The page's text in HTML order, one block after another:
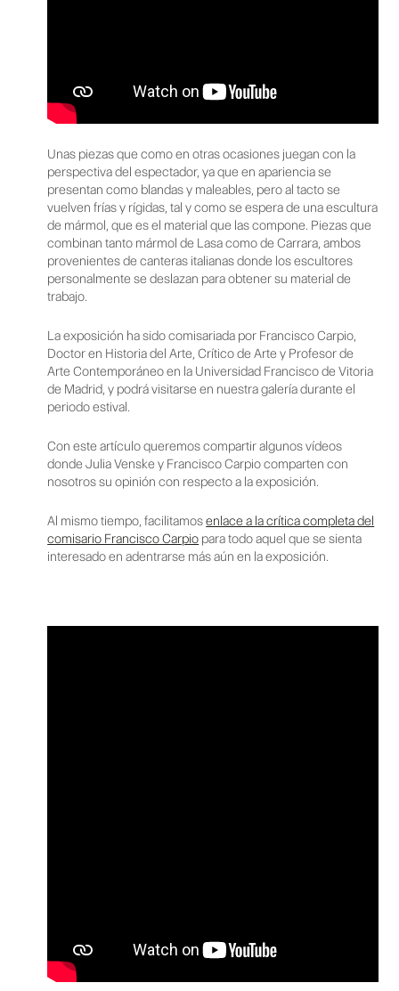
Unas piezas que como en otras ocasiones juegan con la
perspectiva del espectador, ya que en apariencia se
presentan como blandas y maleables, pero al tacto se
vuelven frías y rígidas, tal y como se espera de una escultura
de mármol, que es el material que las compone. Piezas que
combinan tanto mármol de Lasa como de Carrara, ambos
provenientes de canteras italianas donde los escultores
personalmente se deslazan para obtener su material de
trabajo.
La exposición ha sido comisariada por Francisco Carpio,
Doctor en Historia del Arte, Crítico de Arte y Profesor de
Arte Contemporáneo en la Universidad Francisco de Vitoria
de Madrid, y podrá visitarse en nuestra galería durante el
periodo estival.
Con este artículo queremos compartir algunos vídeos
donde Julia Venske y Francisco Carpio comparten con
nosotros su opinión con respecto a la exposición.
Al mismo tiempo, facilitamosenlace a la crítica completa del
comisario Francisco Carpio para todo aquel que se sienta
interesado en adentrarse más aún en la exposición.